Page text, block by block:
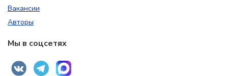
Вакансии
Авторы
Мы в соцсетях